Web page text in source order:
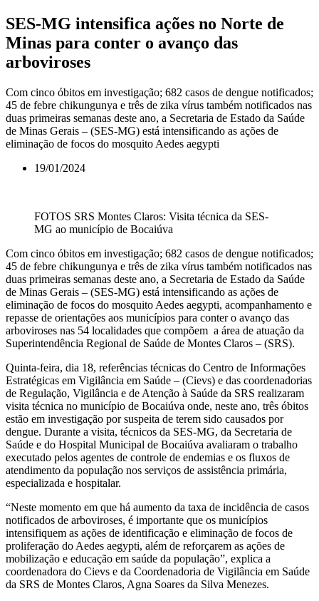
SES-MG intensifica ações no Norte de
Minas para conter o avanço das
arboviroses
Com cinco óbitos em investigação; 682 casos de dengue notificados;
45 de febre chikungunya e três de zika vírus também notificados nas
duas primeiras semanas deste ano, a Secretaria de Estado da Saúde
de Minas Gerais – (SES-MG) está intensificando as ações de
eliminação de focos do mosquito Aedes aegypti
19/01/2024
FOTOS SRS Montes Claros: Visita técnica da SES-
MG ao município de Bocaiúva
Com cinco óbitos em investigação; 682 casos de dengue notificados;
45 de febre chikungunya e três de zika vírus também notificados nas
duas primeiras semanas deste ano, a Secretaria de Estado da Saúde
de Minas Gerais – (SES-MG) está intensificando as ações de
eliminação de focos do mosquito Aedes aegypti, acompanhamento e
repasse de orientações aos municípios para conter o avanço das
arboviroses nas 54 localidades que compõem a área de atuação da
Superintendência Regional de Saúde de Montes Claros – (SRS).
Quinta-feira, dia 18, referências técnicas do Centro de Informações
Estratégicas em Vigilância em Saúde – (Cievs) e das coordenadorias
de Regulação, Vigilância e de Atenção à Saúde da SRS realizaram
visita técnica no município de Bocaiúva onde, neste ano, três óbitos
estão em investigação por suspeita de terem sido causados por
dengue. Durante a visita, técnicos da SES-MG, da Secretaria de
Saúde e do Hospital Municipal de Bocaiúva avaliaram o trabalho
executado pelos agentes de controle de endemias e os fluxos de
atendimento da população nos serviços de assistência primária,
especializada e hospitalar.
“Neste momento em que há aumento da taxa de incidência de casos
notificados de arboviroses, é importante que os municípios
intensifiquem as ações de identificação e eliminação de focos de
proliferação do Aedes aegypti, além de reforçarem as ações de
mobilização e educação em saúde da população”, explica a
coordenadora do Cievs e da Coordenadoria de Vigilância em Saúde
da SRS de Montes Claros, Agna Soares da Silva Menezes.